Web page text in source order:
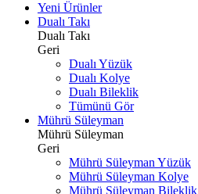
Yeni Ürünler
Dualı Takı
Dualı Takı
Geri
Dualı Yüzük
Dualı Kolye
Dualı Bileklik
Tümünü Gör
Mührü Süleyman
Mührü Süleyman
Geri
Mührü Süleyman Yüzük
Mührü Süleyman Kolye
Mührü Süleyman Bileklik